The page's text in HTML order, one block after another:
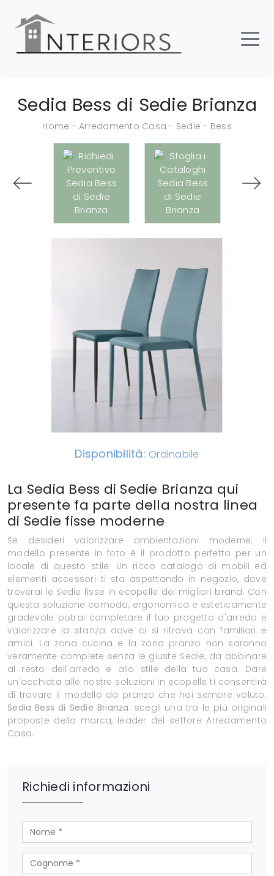
Sedia Bess di Sedie Brianza
Home - Arredamento Casa - Sedie - Bess
Disponibilità: Ordinabile
La Sedia Bess di Sedie Brianza qui
presente fa parte della nostra linea
di Sedie fisse moderne
Se desideri valorizzare ambientazioni moderne, il
modello presente in foto è il prodotto perfetto per un
locale di questo stile. Un ricco catalogo di mobili ed
elementi accessori ti sta aspettando in negozio, dove
troverai le Sedie fisse in ecopelle dei migliori brand. Con
questa soluzione comoda, ergonomica e esteticamente
gradevole potrai completare il tuo progetto d'arredo e
valorizzare la stanza dove ci si ritrova con familiari e
amici. La zona cucina e la zona pranzo non saranno
veramente complete senza le giuste Sedie, da abbinare
al resto dell'arredo e allo stile della tua casa. Dare
un'occhiata alle nostre soluzioni in ecopelle ti consentirà
di trovare il modello da pranzo che hai sempre voluto.
Sedia Bess di Sedie Brianza: scegli una tra le più originali
proposte della marca, leader del settore Arredamento
Casa.
Richiedi informazioni